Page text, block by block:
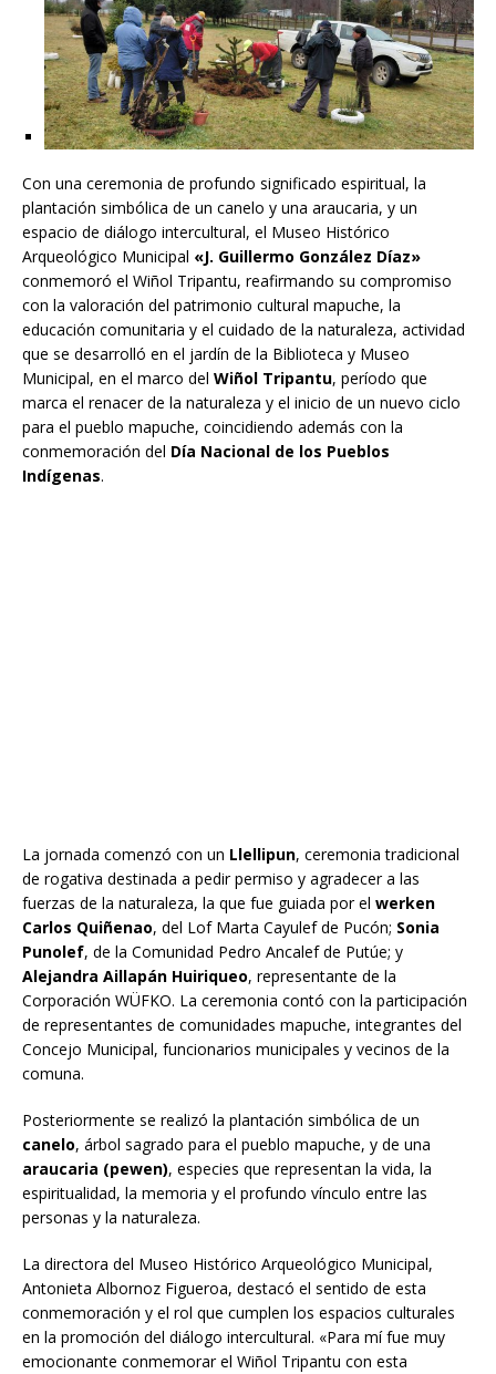
Con una ceremonia de profundo significado espiritual, la
plantación simbólica de un canelo y una araucaria, y un
espacio de diálogo intercultural, el Museo Histórico
Arqueológico Municipal «J. Guillermo González Díaz»
conmemoró el Wiñol Tripantu, reafirmando su compromiso
con la valoración del patrimonio cultural mapuche, la
educación comunitaria y el cuidado de la naturaleza, actividad
que se desarrolló en el jardín de la Biblioteca y Museo
Municipal, en el marco del Wiñol Tripantu, período que
marca el renacer de la naturaleza y el inicio de un nuevo ciclo
para el pueblo mapuche, coincidiendo además con la
conmemoración del Día Nacional de los Pueblos
Indígenas.
La jornada comenzó con un Llellipun, ceremonia tradicional
de rogativa destinada a pedir permiso y agradecer a las
fuerzas de la naturaleza, la que fue guiada por el werken
Carlos Quiñenao, del Lof Marta Cayulef de Pucón; Sonia
Punolef, de la Comunidad Pedro Ancalef de Putúe; y
Alejandra Aillapán Huiriqueo, representante de la
Corporación WÜFKO. La ceremonia contó con la participación
de representantes de comunidades mapuche, integrantes del
Concejo Municipal, funcionarios municipales y vecinos de la
comuna.
Posteriormente se realizó la plantación simbólica de un
canelo, árbol sagrado para el pueblo mapuche, y de una
araucaria (pewen), especies que representan la vida, la
espiritualidad, la memoria y el profundo vínculo entre las
personas y la naturaleza.
La directora del Museo Histórico Arqueológico Municipal,
Antonieta Albornoz Figueroa, destacó el sentido de esta
conmemoración y el rol que cumplen los espacios culturales
en la promoción del diálogo intercultural. «Para mí fue muy
emocionante conmemorar el Wiñol Tripantu con esta